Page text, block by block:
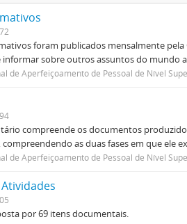
foram publicados mensalmente pela
informar sobre outros assuntos do
de Aperfeiçoamento de Pessoal de Nível
compreende os documentos
as duas fases em que ele
de Aperfeiçoamento de Pessoal de Nível
por 69 itens documentais.